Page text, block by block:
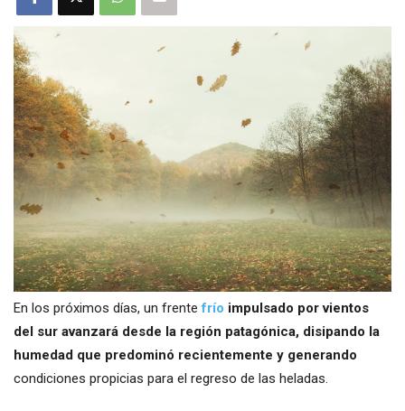
En los próximos días, un frentefrío impulsado por vientos
del sur avanzará desde la región patagónica, disipando la
humedad que predominó recientemente y generando
condiciones propicias para el regreso de las heladas.